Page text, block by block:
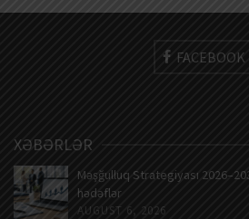
FACEBOOK
XƏBƏRLƏR
Məşğulluq Strategiyası
hədəflər
AUGUST 6, 2026